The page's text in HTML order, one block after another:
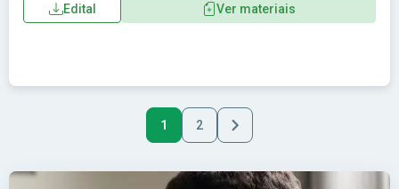
Edital Ver materiais
1 2